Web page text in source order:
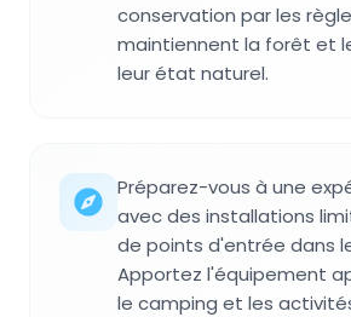
conservation par les
maintiennent la forêt et
leur état naturel.
Préparez-vous à une
avec des installations
de points d'entrée dans
Apportez l'équipement
le camping et les